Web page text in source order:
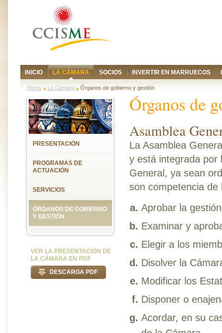
INICIO LA CÁMARA SOCIOS INVERTIR EN MARRUECOS
Home La Cámara Órganos de gobierno y gestión
Órganos de
Asamblea
La Asamblea
y está integrada por
General, ya sean
son competencia
Aprobar la
Examinar y
Elegir a los
Disolver la
Modificar los
Disponer o
Acordar, en su
PRESENTACIÓN
PROGRAMAS DE
ACTUACIÓN
SERVICIOS
ÓRGANOS DE GOBIERNO
Y GESTIÓN
VER LA PRESENTACIÓN DE
LA CÁMARA EN PDF
DESCARGA PDF